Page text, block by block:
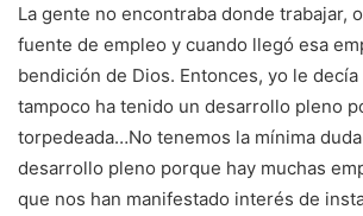
La gente no encontraba donde trabajar,
fuente de empleo y cuando llegó esa
bendición de Dios. Entonces, yo le
tampoco ha tenido un desarrollo pleno
torpedeada…No tenemos la mínima
desarrollo pleno porque hay muchas
que nos han manifestado interés de